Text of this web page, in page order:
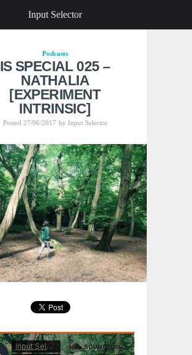
Podcasts
IS SPECIAL 025 –
NATHALIA
[EXPERIMENT
INTRINSIC]
Posted 27/06/2017 by Input Selector
Input Selector